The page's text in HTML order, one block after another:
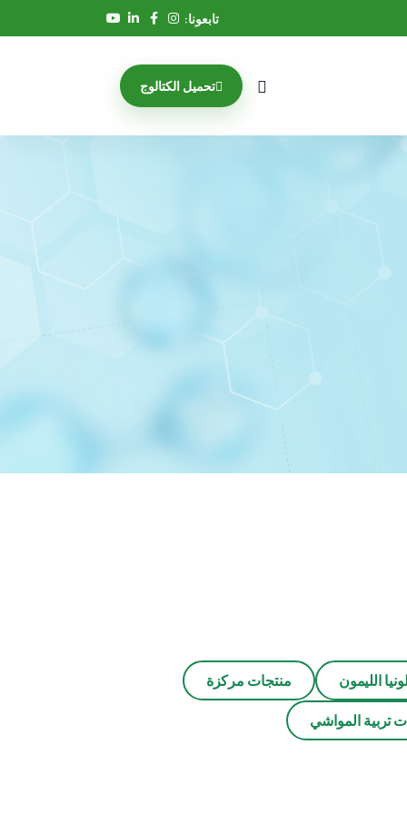
تابعونا:
تحميل الكتالوج
الليمون
منتجات مركزة
تربية المواشي